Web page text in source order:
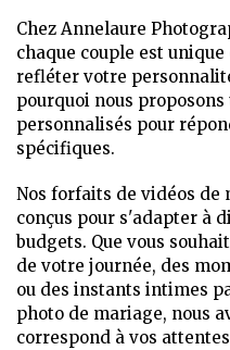
Chez Annelaure
chaque couple est
refléter votre
pourquoi nous
personnalisés pour
spécifiques.
Nos forfaits de vidéos de
conçus pour s'adapter à
budgets. Que vous
de votre journée, des
ou des instants intimes
photo de mariage, nous
correspond à vos